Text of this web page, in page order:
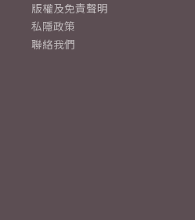
版權及免責聲明
私隱政策
聯絡我們